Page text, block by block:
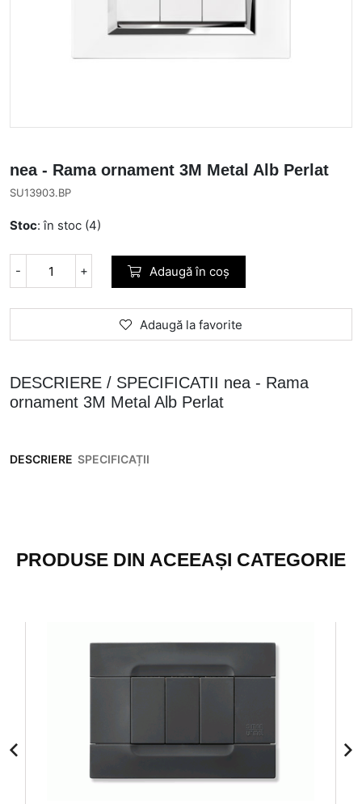
nea - Rama ornament 3M Metal Alb Perlat
SU13903.BP
Stoc: în stoc (4)
- + Adaugă în coș
Adaugă la favorite
DESCRIERE / SPECIFICATII nea - Rama
ornament 3M Metal Alb Perlat
DESCRIERE SPECIFICAȚII
PRODUSE DIN ACEEAȘI CATEGORIE